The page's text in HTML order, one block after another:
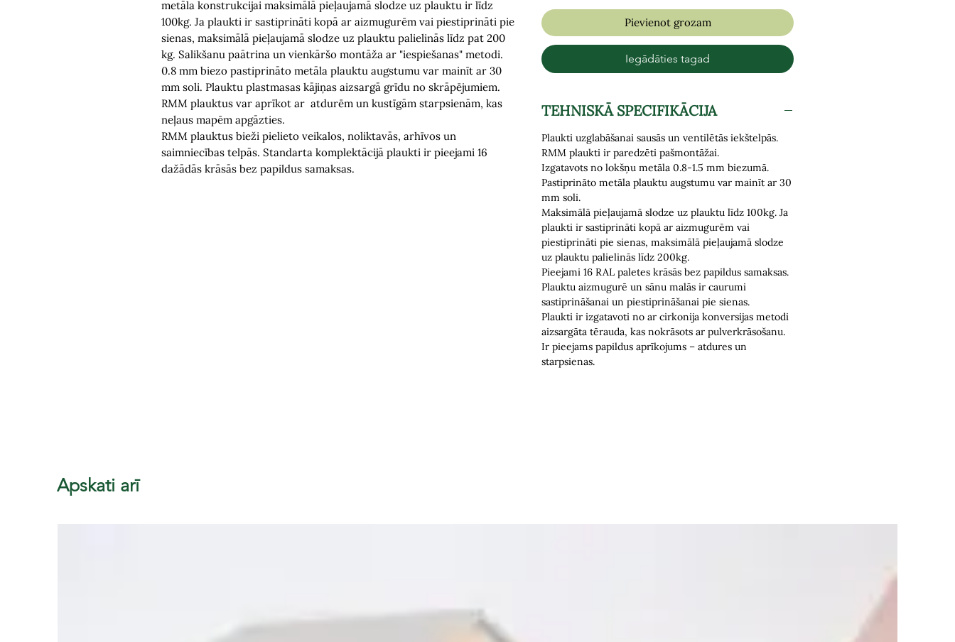
metāla konstrukcijai maksimālā pieļaujamā slodze uz plauktu ir līdz
100kg. Ja plaukti ir sastiprināti kopā ar aizmugurēm vai piestiprināti pie
sienas, maksimālā pieļaujamā slodze uz plauktu palielinās līdz pat 200
kg. Salikšanu paātrina un vienkāršo montāža ar "iespiešanas" metodi.
0.8 mm biezo pastiprināto metāla plauktu augstumu var mainīt ar 30
mm soli. Plauktu plastmasas kājiņas aizsargā grīdu no skrāpējumiem.
RMM plauktus var aprīkot ar atdurēm un kustīgām starpsienām, kas
neļaus mapēm apgāzties.
RMM plauktus bieži pielieto veikalos, noliktavās, arhīvos un
saimniecības telpās. Standarta komplektācijā plaukti ir pieejami 16
dažādās krāsās bez papildus samaksas.
Pievienot grozam
Iegādāties tagad
TEHNISKĀ SPECIFIKĀCIJA
Plaukti uzglabāšanai sausās un ventilētās iekštelpās.
RMM plaukti ir paredzēti pašmontāžai.
Izgatavots no lokšņu metāla 0.8-1.5 mm biezumā.
Pastiprināto metāla plauktu augstumu var mainīt ar 30
mm soli.
Maksimālā pieļaujamā slodze uz plauktu līdz 100kg. Ja
plaukti ir sastiprināti kopā ar aizmugurēm vai
piestiprināti pie sienas, maksimālā pieļaujamā slodze
uz plauktu palielinās līdz 200kg.
Pieejami 16 RAL paletes krāsās bez papildus samaksas.
Plauktu aizmugurē un sānu malās ir caurumi
sastiprināšanai un piestiprināšanai pie sienas.
Plaukti ir izgatavoti no ar cirkonija konversijas metodi
aizsargāta tērauda, kas nokrāsots ar pulverkrāsošanu.
Ir pieejams papildus aprīkojums – atdures un
starpsienas.
Apskati arī